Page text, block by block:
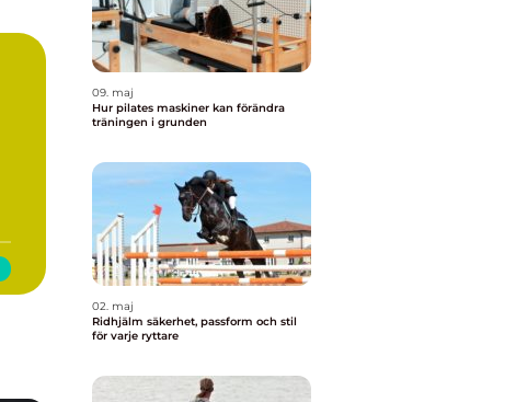
09. maj
Hur pilates maskiner kan förändra
träningen i grunden
02. maj
Ridhjälm säkerhet, passform och stil
för varje ryttare